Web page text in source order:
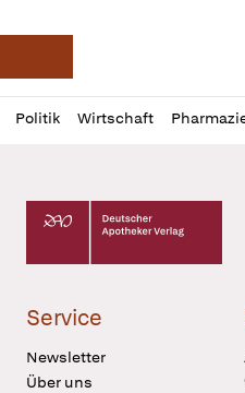
Deutsche
Politik Wirtschaft
Profil
öffnen
Daz
Pur
Deutscher Apotheker
Service
Newsletter
Über uns